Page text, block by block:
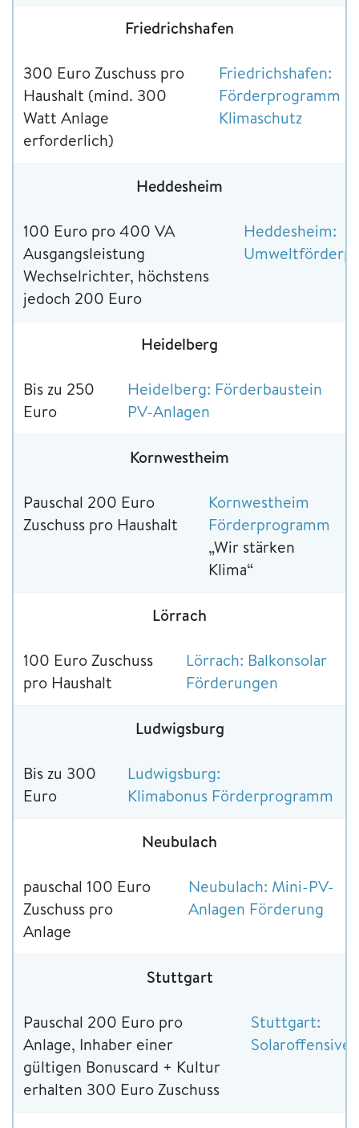
Friedrichshafen
300 Euro Zuschuss pro
Haushalt (mind. 300
Watt Anlage
erforderlich)
Friedrichshafen:
Förderprogramm
Klimaschutz
Heddesheim
100 Euro pro 400 VA
Ausgangsleistung
Wechselrichter, höchstens
jedoch 200 Euro
Heddesheim:
Heidelberg
Bis zu 250
Euro
Heidelberg: Förderbaustein
PV-Anlagen
Kornwestheim
Pauschal 200 Euro
Zuschuss pro Haushalt
Kornwestheim
Förderprogramm
„Wir stärken
Klima“
Lörrach
100 Euro Zuschuss
pro Haushalt
Lörrach: Balkonsolar
Förderungen
Ludwigsburg
Bis zu 300
Euro
Ludwigsburg:
Klimabonus Förderprogramm
Neubulach
pauschal 100 Euro
Zuschuss pro
Anlage
Neubulach: Mini-PV-
Anlagen Förderung
Stuttgart
Pauschal 200 Euro pro
Anlage, Inhaber einer
gültigen Bonuscard + Kultur
erhalten 300 Euro Zuschuss
Stuttgart:
Solaroffensive